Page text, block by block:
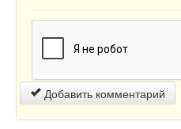
Добавить комментарий